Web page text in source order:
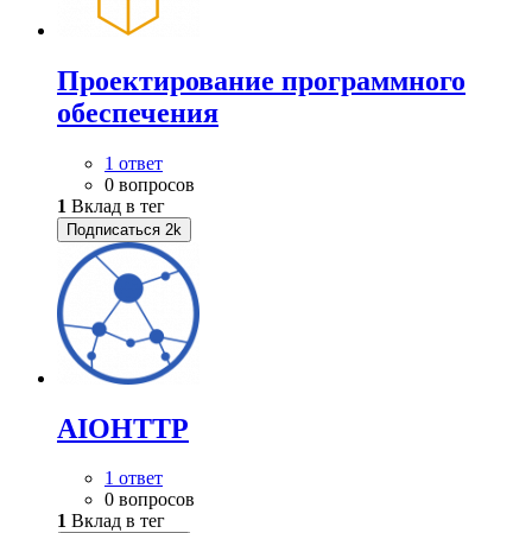
Проектирование программного
обеспечения
1 ответ
0 вопросов
1 Вклад в тег
Подписаться 2k
AIOHTTP
1 ответ
0 вопросов
1 Вклад в тег